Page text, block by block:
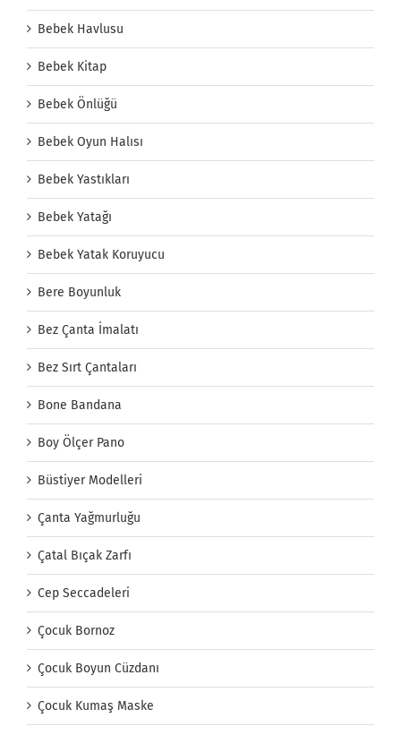
Bebek Havlusu
Bebek Kitap
Bebek Önlüğü
Bebek Oyun Halısı
Bebek Yastıkları
Bebek Yatağı
Bebek Yatak Koruyucu
Bere Boyunluk
Bez Çanta İmalatı
Bez Sırt Çantaları
Bone Bandana
Boy Ölçer Pano
Büstiyer Modelleri
Çanta Yağmurluğu
Çatal Bıçak Zarfı
Cep Seccadeleri
Çocuk Bornoz
Çocuk Boyun Cüzdanı
Çocuk Kumaş Maske